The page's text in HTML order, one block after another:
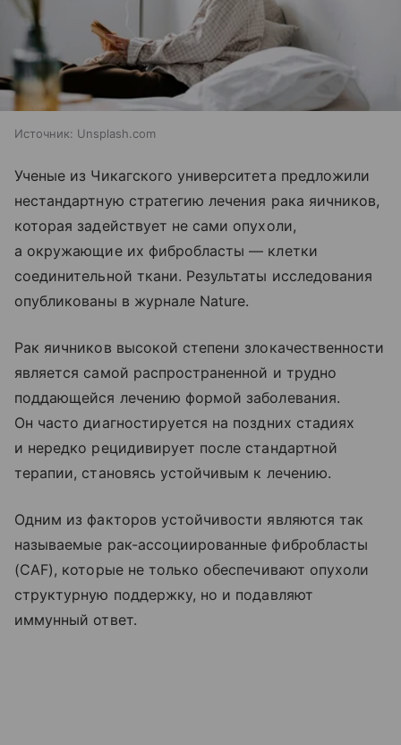
Источник: Unsplash.com
Ученые из Чикагского университета предложили
нестандартную стратегию лечения рака яичников,
которая задействует не сами опухоли,
а окружающие их фибробласты — клетки
соединительной ткани. Результаты исследования
опубликованы в журнале Nature.
Рак яичников высокой степени злокачественности
является самой распространенной и трудно
поддающейся лечению формой заболевания.
Он часто диагностируется на поздних стадиях
и нередко рецидивирует после стандартной
терапии, становясь устойчивым к лечению.
Одним из факторов устойчивости являются так
называемые рак-ассоциированные фибробласты
(CAF), которые не только обеспечивают опухоли
структурную поддержку, но и подавляют
иммунный ответ.